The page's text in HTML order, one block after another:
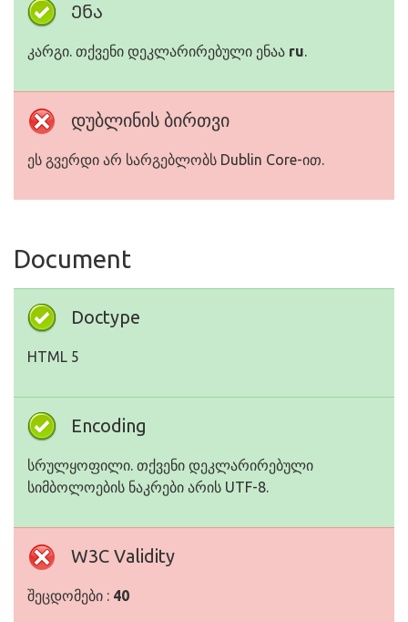
Ენა
კარგი. თქვენი დეკლარირებული ენაა ru.
დუბლინის ბირთვი
ეს გვერდი არ სარგებლობს Dublin Core-ით.
Document
Doctype
HTML 5
Encoding
სრულყოფილი. თქვენი დეკლარირებული
სიმბოლოების ნაკრები არის UTF-8.
W3C Validity
შეცდომები : 40